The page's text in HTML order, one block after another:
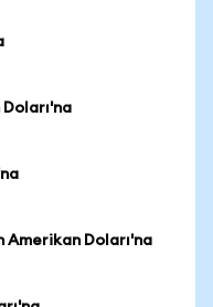
Amerikan Doları'na